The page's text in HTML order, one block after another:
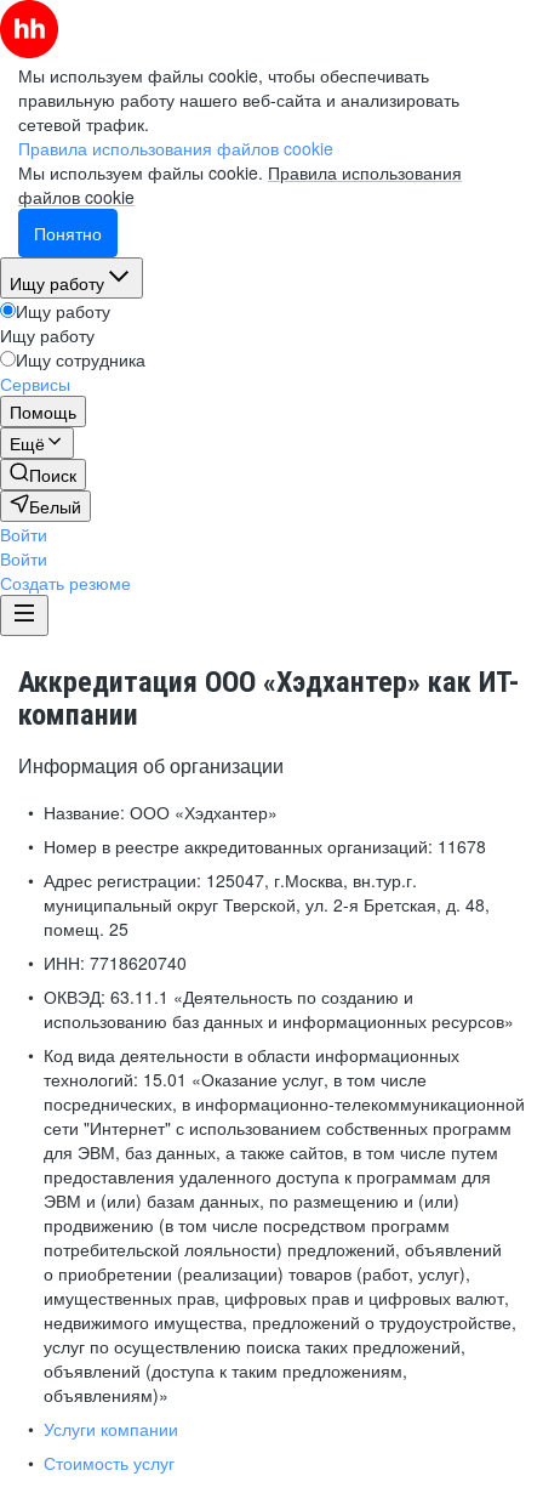
Мы используем файлы cookie, чтобы обеспечивать
правильную работу нашего веб-сайта и анализировать
сетевой трафик.
Правила использования файлов cookie
Мы используем файлы cookie. Правила использования
файлов cookie
Понятно
Ищу работу
Ищу работу
Ищу работу
Ищу сотрудника
Сервисы
Помощь
Ещё
Поиск
Белый
Войти
Войти
Создать резюме
Аккредитация ООО «Хэдхантер» как ИТ-
компании
Информация об организации
Название: ООО «Хэдхантер»
Номер в реестре аккредитованных организаций: 11678
Адрес регистрации: 125047, г.Москва, вн.тур.г.
муниципальный округ Тверской, ул. 2-я Бретская, д. 48,
помещ. 25
ИНН: 7718620740
ОКВЭД: 63.11.1 «Деятельность по созданию и
использованию баз данных и информационных ресурсов»
Код вида деятельности в области информационных
технологий: 15.01 «Оказание услуг, в том числе
посреднических, в информационно-телекоммуникационной
сети "Интернет" с использованием собственных программ
для ЭВМ, баз данных, а также сайтов, в том числе путем
предоставления удаленного доступа к программам для
ЭВМ и (или) базам данных, по размещению и (или)
продвижению (в том числе посредством программ
потребительской лояльности) предложений, объявлений
о приобретении (реализации) товаров (работ, услуг),
имущественных прав, цифровых прав и цифровых валют,
недвижимого имущества, предложений о трудоустройстве,
услуг по осуществлению поиска таких предложений,
объявлений (доступа к таким предложениям,
объявлениям)»
Услуги компании
Стоимость услуг